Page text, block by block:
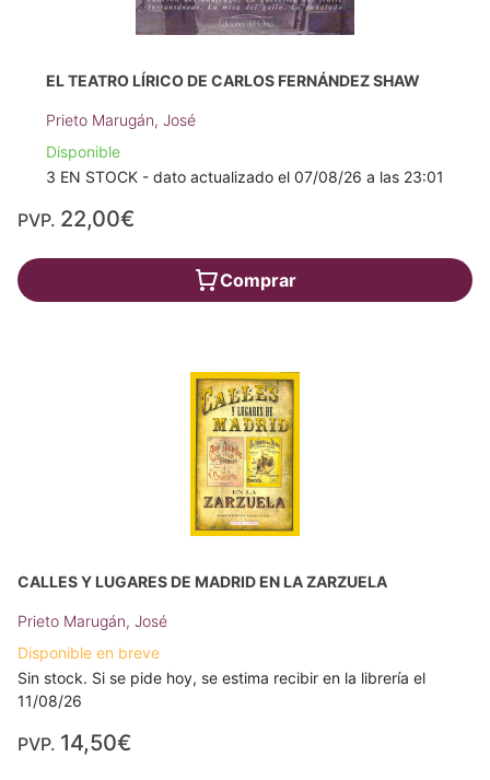
EL TEATRO LÍRICO DE CARLOS FERNÁNDEZ SHAW
Prieto Marugán, José
Disponible
3 EN STOCK - dato actualizado el 07/08/26 a las 23:01
PVP. 22,00€
Comprar
CALLES Y LUGARES DE MADRID EN LA ZARZUELA
Prieto Marugán, José
Disponible en breve
Sin stock. Si se pide hoy, se estima recibir en la librería el
11/08/26
PVP. 14,50€